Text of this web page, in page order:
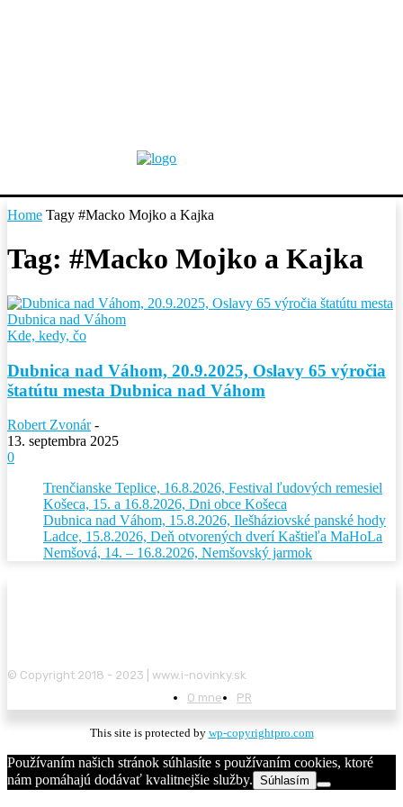
Home Tagy #Macko Mojko a Kajka
Tag: #Macko Mojko a Kajka
Kde, kedy, čo
Dubnica nad Váhom, 20.9.2025, Oslavy 65 výročia
štatútu mesta Dubnica nad Váhom
Robert Zvonár -
13. septembra 2025
0
Trenčianske Teplice, 16.8.2026, Festival ľudových remesiel
Košeca, 15. a 16.8.2026, Dni obce Košeca
Dubnica nad Váhom, 15.8.2026, Ilešháziovské panské hody
Ladce, 15.8.2026, Deň otvorených dverí Kaštieľa MaHoLa
Nemšová, 14. – 16.8.2026, Nemšovský jarmok
© Copyright 2018 - 2023 | www.i-novinky.sk
O mne
PR
This site is protected by wp-copyrightpro.com
Používaním našich stránok súhlasíte s používaním cookies, ktoré
nám pomáhajú dodávať kvalitnejšie služby. Súhlasím